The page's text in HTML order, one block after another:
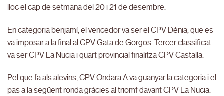
lloc el cap de setmana del 20 i 21 de desembre.
En categoria benjamí, el vencedor va ser el CPV Dénia, que es
va imposar a la final al CPV Gata de Gorgos. Tercer classificat
va ser CPV La Nucia i quart provincial finalitza CPV Castalla.
Pel que fa als alevins, CPV Ondara A va guanyar la categoria i el
pas a la següent ronda gràcies al triomf davant CPV La Nucia.